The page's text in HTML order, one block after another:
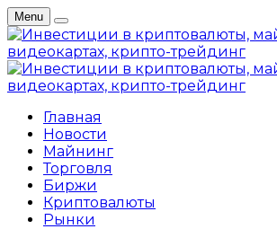
Menu
Главная
Новости
Майнинг
Торговля
Биржи
Криптовалюты
Рынки